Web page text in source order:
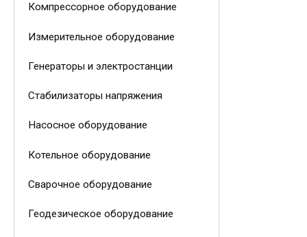
Компрессорное оборудование
Измерительное оборудование
Генераторы и электростанции
Стабилизаторы напряжения
Насосное оборудование
Котельное оборудование
Сварочное оборудование
Геодезическое оборудование